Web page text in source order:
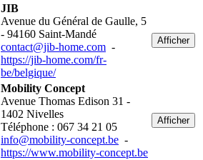
JIB
Avenue du Général de Gaulle, 5
- 94160 Saint-Mandé
contact@jib-home.com -
https://jib-home.com/fr-
be/belgique/
Afficher
Mobility Concept
Avenue Thomas Edison 31 -
1402 Nivelles
Téléphone : 067 34 21 05
info@mobility-concept.be -
https://www.mobility-concept.be
Afficher